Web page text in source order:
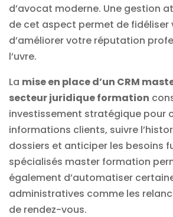
d’avocat moderne. Une gestion
de cet aspect permet de fidéliser
d’améliorer votre réputation
l’uvre.
La mise en place d’un CRM
secteur juridique formation
investissement stratégique pour
informations clients, suivre
dossiers et anticiper les besoins
spécialisés master formation
également d’automatiser
administratives comme les
de rendez-vous.